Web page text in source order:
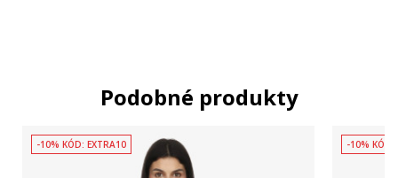
Podobné produkty
-10% KÓD: EXTRA10 -10% KÓD: